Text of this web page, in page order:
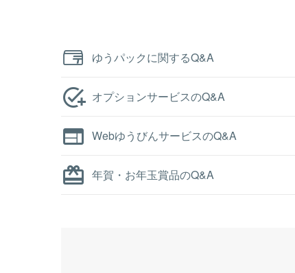
ゆうパックに関するQ&A
オプションサービスのQ&A
WebゆうびんサービスのQ&A
年賀・お年玉賞品のQ&A